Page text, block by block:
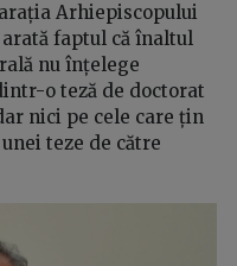
Arhiepiscopului
faptul că înaltul
nu înțelege
o teză de doctorat
nici pe cele care țin
teze de către